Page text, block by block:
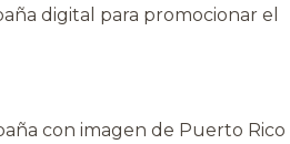
digital para promocionar el
con imagen de Puerto Rico